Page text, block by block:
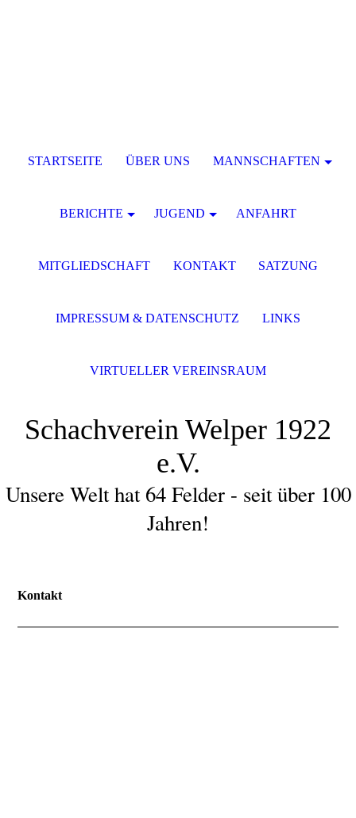
Schachverein Welper 1922
e.V.
Unsere Welt hat 64 Felder - seit über 100
Jahren!
Kontakt
STARTSEITE ÜBER UNS MANNSCHAFTEN
BERICHTE JUGEND ANFAHRT
MITGLIEDSCHAFT KONTAKT SATZUNG
IMPRESSUM & DATENSCHUTZ LINKS
VIRTUELLER VEREINSRAUM